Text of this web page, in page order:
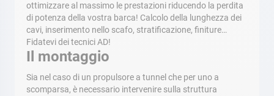
ottimizzare al massimo le prestazioni riducendo la perdita
di potenza della vostra barca! Calcolo della lunghezza dei
cavi, inserimento nello scafo, stratificazione, finiture…
Fidatevi dei tecnici AD!
Il montaggio
Sia nel caso di un propulsore a tunnel che per uno a
scomparsa, è necessario intervenire sulla struttura